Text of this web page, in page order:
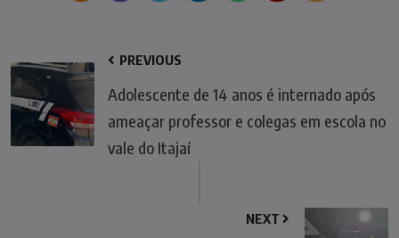
PREVIOUS
Adolescente de 14 anos é internado após
ameaçar professor e colegas em escola no
vale do Itajaí
NEXT